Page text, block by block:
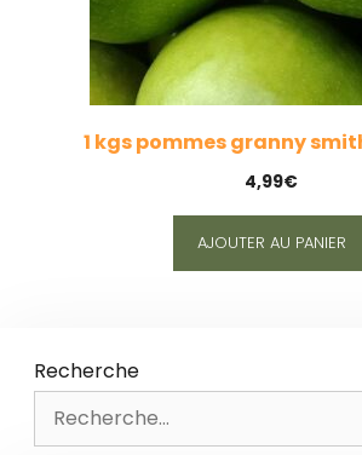
1 kgs pommes granny
4,99€
AJOUTER AU PANIER
Recherche